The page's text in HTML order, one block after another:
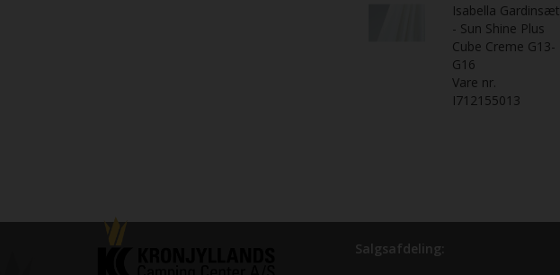
Isabella Gardinsæt
- Sun Shine Plus
Cube Creme G13-
G16
Vare nr.
I712155013
Salgsafdeling: